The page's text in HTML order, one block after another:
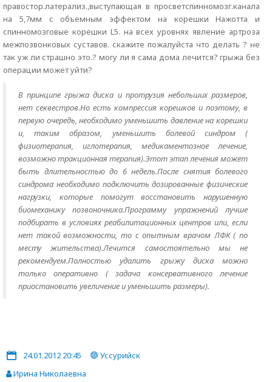
правостор.латерализ.,выступающая в просветспинномозг.канала
на 5,7мм с объемным эффектом на корешки Нажотта и
спинномозговые корешки L5. на всех уровнях явление артроза
межпозвонковых суставов. скажите пожалуйста что делать ? не
так уж ли страшно это.? могу ли я сама дома лечится? грыжа без
операции может уйти?
В принципе грыжа диска и протрузия небольших размеров,
нет секвестров.Но есть компрессия корешков и поэтому, в
первую очередь, необходимо уменьшить давление на корешки
и, таким образом, уменьшить болевой синдром (
физиотерапия, иглотерапия, медикаментозное лечение,
возможно тракционная терапия).Этот этап лечения может
быть длительностью до 6 недель.После снятия болевого
синдрома необходимо подключить дозированные физические
нагрузки, которые помогут восстановить нарушенную
биомеханику позвоночника.Программу упражнений лучше
подбирать в условиях реабилитационных центров или, если
нет такой возможности, то с опытным врачом ЛФК ( по
месту жительства).Лечится самостоятельно мы не
рекомендуем.Полностью удалить грыжу диска можно
только оперативно ( задача консервативного лечение
приостановить увеличение и уменьшить размеры).
24.01.2012 20:45
Уссурийск
Ирина Николаевна